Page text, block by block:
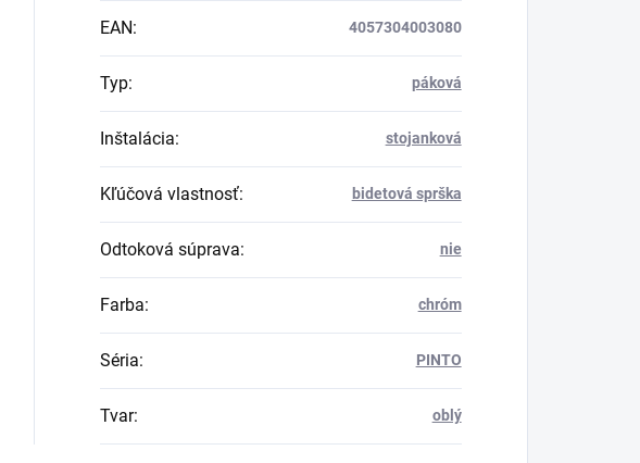
EAN: 4057304003080
Typ: páková
Inštalácia: stojanková
Kľúčová vlastnosť: bidetová sprška
Odtoková súprava: nie
Farba: chróm
Séria: PINTO
Tvar: oblý